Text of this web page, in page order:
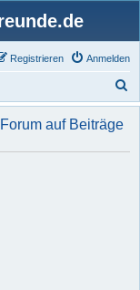
Anmelden
Registrieren
u
h
auf Beiträge